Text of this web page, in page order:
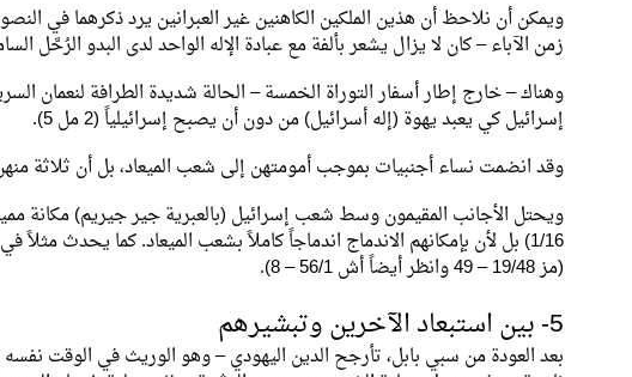
ويمكن أن نلاحظ أن هذين الملكين الكاهنين غير العبرانين يرد ذكرهما في
زمن الآباء – كان لا يزال يشعر بألفة مع عبادة الإله الواحد لدى البدو الرُحَّل
وهناك – خارج إطار أسفار التوراة الخمسة – الحالة شديدة الطرافة لنعمان
إسرائيل كي يعبد يهوة (إله أسرائيل) من دون أن يصبح إسرائيلياً (2 مل 5).
وقد انضمت نساء أجنبيات بموجب أمومتهن إلى شعب الميعاد، بل أن ثلاثة
ويحتل الأجانب المقيمون وسط شعب إسرائيل (بالعبرية جير جيريم)
1/16) بل لأن بإمكانهم الاندماج اندماجاً كاملاً بشعب الميعاد. كما يحدث
(مز 19/48 – 49 وانظر أيضاً أش 56/1 – 8).
5- بين استبعاد الآخرين وتبشيرهم
بعد العودة من سبي بابل، تأرجح الدين اليهودي – وهو الوريث في الوقت